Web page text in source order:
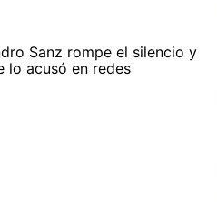
Sanz rompe el silencio y
lo acusó en redes